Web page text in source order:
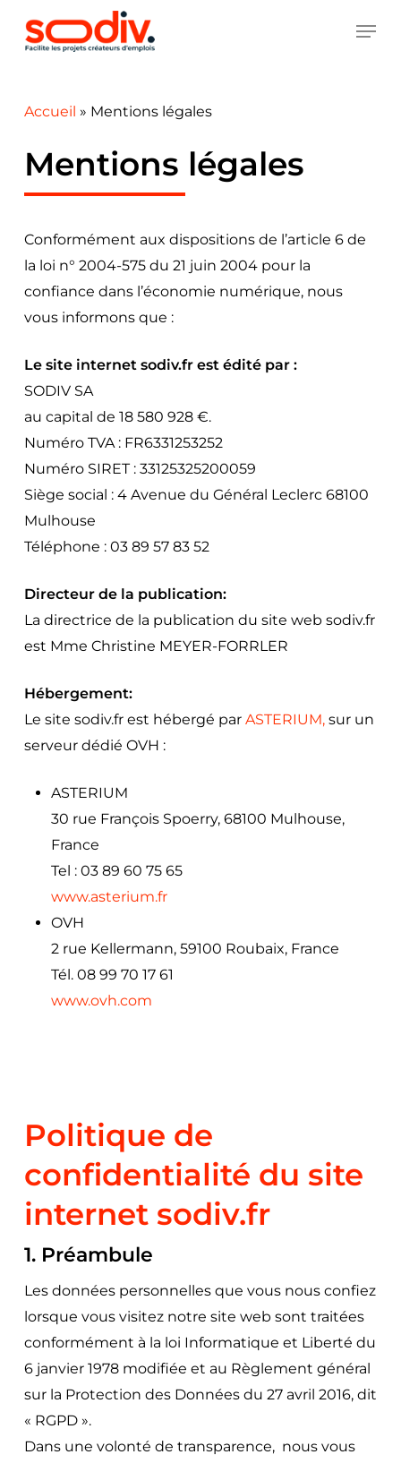
Accueil » Mentions légales
Mentions légales
Conformément aux dispositions de l’article 6 de
la loi n° 2004-575 du 21 juin 2004 pour la
confiance dans l’économie numérique, nous
vous informons que :
Le site internet sodiv.fr est édité par :
SODIV SA
au capital de 18 580 928 €.
Numéro TVA : FR6331253252
Numéro SIRET : 33125325200059
Siège social : 4 Avenue du Général Leclerc 68100
Mulhouse
Téléphone : 03 89 57 83 52
Directeur de la publication:
La directrice de la publication du site web sodiv.fr
est Mme Christine MEYER-FORRLER
Hébergement:
Le site sodiv.fr est hébergé par ASTERIUM,sur un
serveur dédié OVH :
ASTERIUM
30 rue François Spoerry, 68100 Mulhouse,
France
Tel : 03 89 60 75 65
www.asterium.fr
OVH
2 rue Kellermann, 59100 Roubaix, France
Tél. 08 99 70 17 61
www.ovh.com
Politique de
confidentialité du site
internet sodiv.fr
1. Préambule
Les données personnelles que vous nous confiez
lorsque vous visitez notre site web sont traitées
conformément à la loi Informatique et Liberté du
6 janvier 1978 modifiée et au Règlement général
sur la Protection des Données du 27 avril 2016, dit
« RGPD ».
Dans une volonté de transparence, nous vous